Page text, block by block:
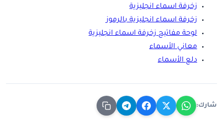
زخرفة اسماء انجليزية
زخرفة اسماء انجليزية بالرموز
لوحة مفاتيح زخرفة اسماء انجليزية
معاني الأسماء
دلع الأسماء
شارك: